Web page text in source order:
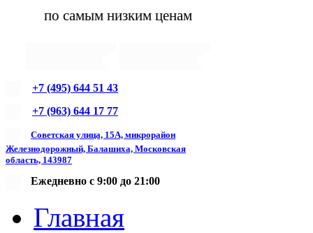
по самым низким ценам
+7 (495) 644 51 43
+7 (963) 644 17 77
Советская улица, 15А, микрорайон
Железнодорожный, Балашиха, Московская
область, 143987
Ежедневно с 9:00 до 21:00
Главная